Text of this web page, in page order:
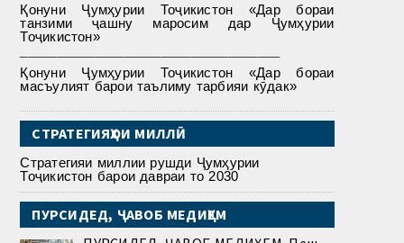
Қонуни Ҷумҳурии Тоҷикистон «Дар бораи
танзими ҷашну маросим дар Ҷумҳурии
Тоҷикистон»
Қонуни Ҷумҳурии Тоҷикистон «Дар бораи
масъулият барои таълиму тарбияи кӯдак»
СТРАТЕГИЯҲОИ МИЛЛӢ
Стратегияи миллии рушди Ҷумҳурии
Тоҷикистон барои давраи то 2030
ПУРСИДЕД, ҶАВОБ МЕДИҲЕМ